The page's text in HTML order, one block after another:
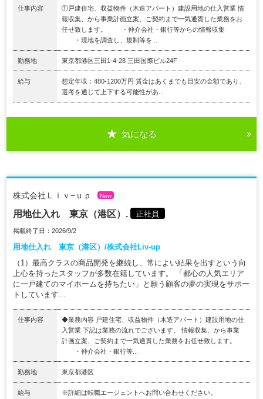
仕事内容
①戸建住宅、収益物件（木造アパート）建設用地の仕入営業 情
報収集、から事業計画立案、ご契約まで一気通貫した業務をお
任せ致します。 ・仲介会社・銀行等からの情報収集
・現地を調査し、規制等を...
勤務地 東京都港区三田1-4-28 三田国際ビル24F
給与
想定年収：480-1200万円 賃金はあくまでも目安の金額であり、
選考を通じて上下する可能性があ...
気になる
株式会社Ｌｉｖ−ｕｐ New
用地仕入れ 東京（港区）. 正社員
掲載終了日：2026/9/2
用地仕入れ 東京（港区）/株式会社Liv-up
（1）最高クラスの商品開発を継続し、常によい結果を出すという向
上心を持ったスタッフが多数在籍しています。 「都心の人気エリア
に一戸建てのマイホームを持ちたい」と願う顧客の夢の実現をサポー
トしています...
仕事内容
◆業務内容 戸建住宅、収益物件（木造アパート）建設用地の仕
入営業 下記は業務の流れでございます。 情報収集、から事業
計画立案、ご契約まで一気通貫した業務をお任せ致します。
・仲介会社・銀行等...
勤務地 東京都港区
給与 ※詳細は転職エージェントへお問い合わせください。